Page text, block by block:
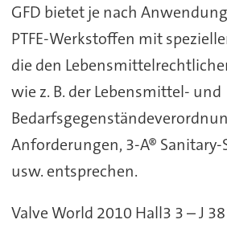
GFD bietet je nach
PTFE-Werkstoffen mit
die den
wie z. B. der Lebensmittel- und
Anforderungen, 3-A® Sanitary-
usw. entsprechen.
Valve World 2010 Hall3 3 – J 38